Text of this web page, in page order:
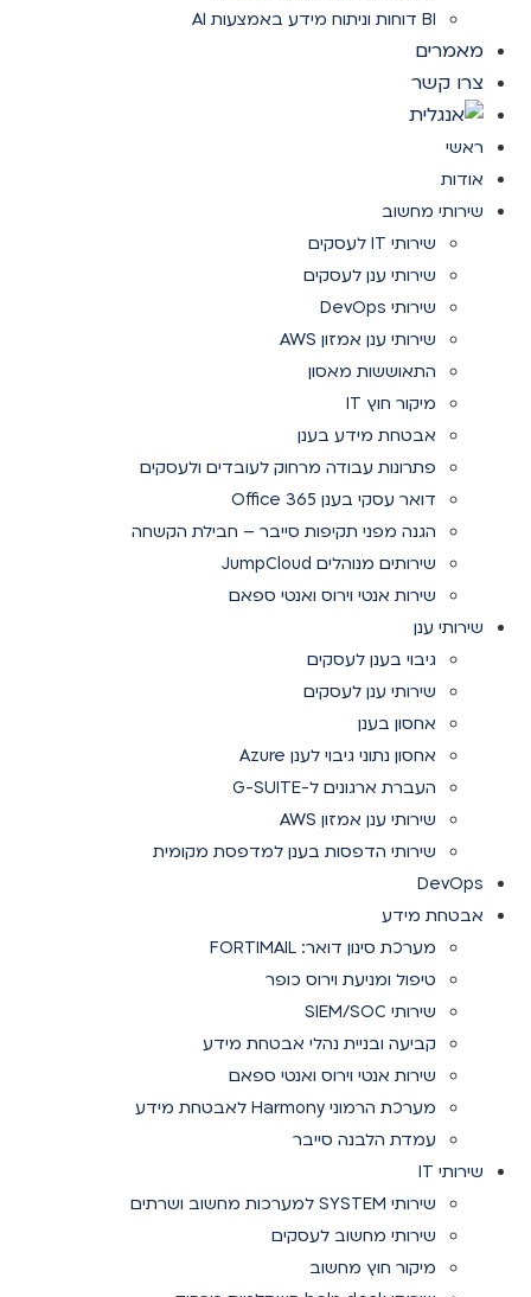
BI דוחות וניתוח מידע באמצעות AI
מאמרים
צרו קשר
ראשי
אודות
שירותי מחשוב
שירותי IT לעסקים
שירותי ענן לעסקים
שירותי DevOps
שירותי ענן אמזון AWS
התאוששות מאסון
מיקור חוץ IT
אבטחת מידע בענן
פתרונות עבודה מרחוק לעובדים ולעסקים
דואר עסקי בענן Office 365
הגנה מפני תקיפות סייבר – חבילת הקשחה
שירותים מנוהלים JumpCloud
שירות אנטי וירוס ואנטי ספאם
שירותי ענן
גיבוי בענן לעסקים
שירותי ענן לעסקים
אחסון בענן
אחסון נתוני גיבוי לענן Azure
העברת ארגונים ל-G-SUITE
שירותי ענן אמזון AWS
שירותי הדפסות בענן למדפסת מקומית
DevOps
אבטחת מידע
מערכת סינון דואר: FORTIMAIL
טיפול ומניעת וירוס כופר
שירותי SIEM/SOC
קביעה ובניית נהלי אבטחת מידע
שירות אנטי וירוס ואנטי ספאם
מערכת הרמוני Harmony לאבטחת מידע
עמדת הלבנה סייבר
שירותי IT
שירותי SYSTEM למערכות מחשוב ושרתים
שירותי מחשוב לעסקים
מיקור חוץ מחשוב